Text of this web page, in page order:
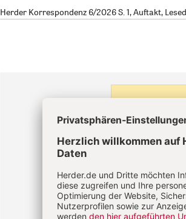
Herder Korrespondenz 6/2026 S. 1, Auftakt,